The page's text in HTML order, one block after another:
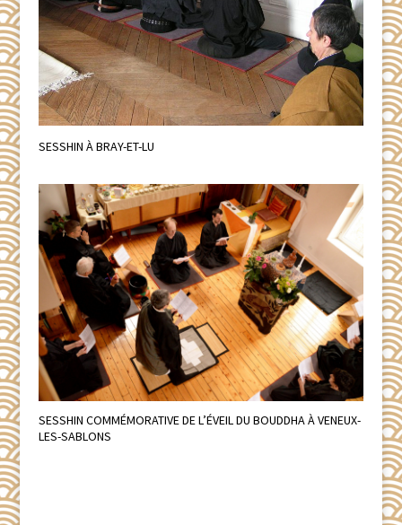
SESSHIN À BRAY-ET-LU
SESSHIN COMMÉMORATIVE DE L’ÉVEIL DU BOUDDHA À VENEUX-
LES-SABLONS